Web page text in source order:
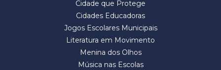
Cidade que Protege
Cidades Educadoras
Jogos Escolares Municipais
Literatura em Movimento
Menina dos Olhos
Música nas Escolas